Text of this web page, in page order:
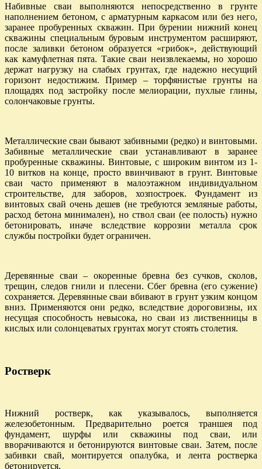
Набивные сваи выполняются непосредственно в грунте
наполнением бетоном, с арматурным каркасом или без него,
заранее пробуренных скважин. При бурении нижний конец
скважины специальным буровым инструментом расширяют,
после заливки бетоном образуется «грибок», действующий
как камуфлетная пята. Такие сваи неизвлекаемы, но хорошо
держат нагрузку на слабых грунтах, где надежно несущий
горизонт недостижим. Пример – торфянистые грунты на
площадях под застройку после мелиорации, пухлые глины,
солончаковые грунты.
Металлические сваи бывают забивными (редко) и винтовыми.
Забивные металлические сваи устанавливают в заранее
пробуренные скважины. Винтовые, с широким винтом из 1-
10 витков на конце, просто ввинчивают в грунт. Винтовые
сваи часто применяют в малоэтажном индивидуальном
строительстве, для заборов, хозпостроек. Фундамент из
винтовых свай очень дешев (не требуются земляные работы,
расход бетона минимален), но ствол сваи (ее полость) нужно
бетонировать, иначе вследствие коррозии металла срок
службы постройки будет ограничен.
Деревянные сваи – окоренные бревна без сучков, сколов,
трещин, следов гнили и плесени. Сбег бревна (его сужение)
сохраняется. Деревянные сваи вбивают в грунт узким концом
вниз. Применяются они редко, вследствие дороговизны, их
несущая способность невысока, но сваи из лиственницы в
кислых или солонцеватых грунтах могут стоять столетия.
Ростверк
Нижний ростверк, как указывалось, выполняется
железобетонным. Предварительно роется траншея под
фундамент, шурфы или скважины под сваи, или
вворачиваются и бетонируются винтовые сваи. Затем, после
забивки свай, монтируется опалубка, и лента ростверка
бетонируется.